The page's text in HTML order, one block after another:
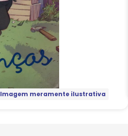
Imagem meramente ilustrativa